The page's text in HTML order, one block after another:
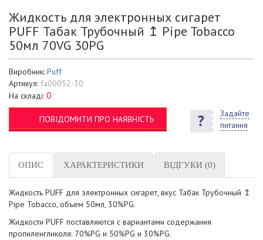
Жидкость для электронных сигарет
PUFF Табак Трубочный ↥ Pipe Tobacco
50мл 70VG 30PG
Виробник: Puff
Артикул: fa00052-30
На складі: 0
ПОВІДОМИТИ ПРО НАЯВНІСТЬ
Задайте
питання
ОПИС ХАРАКТЕРИСТИКИ ВІДГУКИ (0)
Жидкость PUFF для электронных сигарет, вкус Табак Трубочный ↥
Pipe Tobacco, объем 50мл, 30%PG.
Жидкости PUFF поставляются с вариантами содержания
пропиленгликоля: 70%PG и 50%PG и 30%PG.